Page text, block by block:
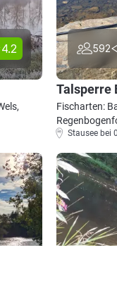
4.2 592
Talsperre
Fischarten:
Stausee bei